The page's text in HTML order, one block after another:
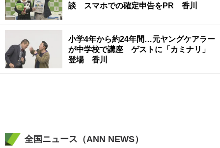
談 スマホでの確定申告をPR 香川
小学4年から約24年間…元ヤングケアラー
が中学校で講座 ゲストに「カミナリ」
登場 香川
全国ニュース（ANN NEWS）